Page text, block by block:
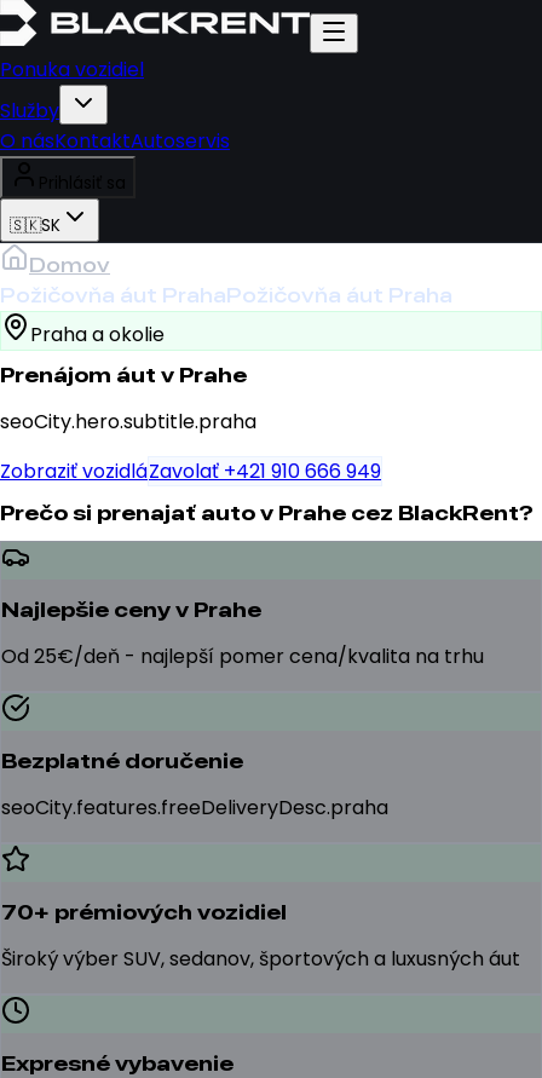
Ponuka vozidiel
Služby
O násKontaktAutoservis
Prihlásiť sa
🇸🇰SK
Domov
Požičovňa áut PrahaPožičovňa áut Praha
Praha a okolie
Prenájom áut v Prahe
seoCity.hero.subtitle.praha
Zobraziť vozidláZavolať +421 910 666 949
Prečo si prenajať auto v Prahe cez BlackRent?
Najlepšie ceny v Prahe
Od 25€/deň - najlepší pomer cena/kvalita na trhu
Bezplatné doručenie
seoCity.features.freeDeliveryDesc.praha
70+ prémiových vozidiel
Široký výber SUV, sedanov, športových a luxusných áut
Expresné vybavenie